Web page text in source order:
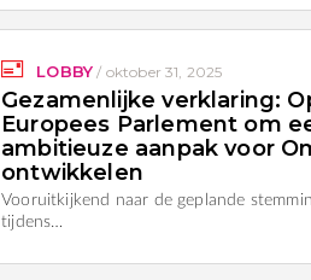
LOBBY / oktober 31, 2025
Gezamenlijke verklaring:
Europees Parlement om
ambitieuze aanpak voor
ontwikkelen
Vooruitkijkend naar de geplande
tijdens…